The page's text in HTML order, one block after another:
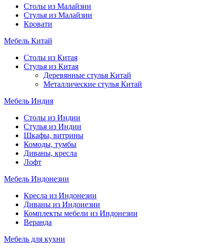
Столы из Малайзии
Стулья из Малайзии
Кровати
Мебель Китай
Столы из Китая
Стулья из Китая
Деревянные стулья Китай
Металлические стулья Китай
Мебель Индия
Столы из Индии
Стулья из Индии
Шкафы, витрины
Комоды, тумбы
Диваны, кресла
Лофт
Мебель Индонезии
Кресла из Индонезии
Диваны из Индонезии
Комплекты мебели из Индонезии
Веранда
Мебель для кухни